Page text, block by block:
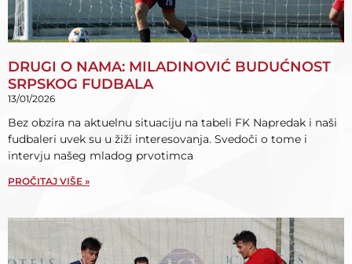
DRUGI O NAMA: MILADINOVIĆ BUDUĆNOST
SRPSKOG FUDBALA
13/01/2026
Bez obzira na aktuelnu situaciju na tabeli FK Napredak i naši
fudbaleri uvek su u žiži interesovanja. Svedoči o tome i
intervju našeg mladog prvotimca
PROČITAJ VIŠE »